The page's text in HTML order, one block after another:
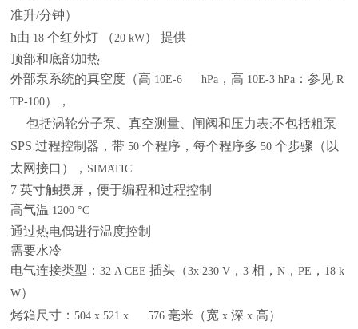
准升/分钟）
h由 18个红外灯 （ 20 kW） 提供
顶部和底部加热
外部泵系统的真空度（高 10E-6 hPa ，高 10E-3 hPa ：参见 R
TP-100），
包括涡轮分子泵、真空测量、闸阀和压力表;不包括粗泵
SPS过程控制器，带 50个程序，每个程序多 50个步骤（以
太网接口）， SIMATIC
7英寸触摸屏，便于编程和过程控制
高气温 1200 °C
通过热电偶进行温度控制
需要水冷
电气连接类型：32 A CEE插头（3x 230 V ，3相，N ，PE ， 18 k
W）
烤箱尺寸：504 x 521 x 576毫米（宽 x深 x 高）